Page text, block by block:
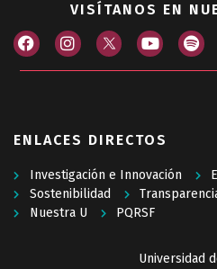
VISÍTANOS EN
ENLACES DIRECTOS
Investigación e Innovación
Sostenibilidad
Nuestra U
PQRSF
Universidad